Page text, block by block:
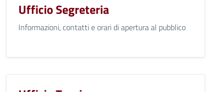
Ufficio Segreteria
Informazioni, contatti e orari di apertura al pubblico